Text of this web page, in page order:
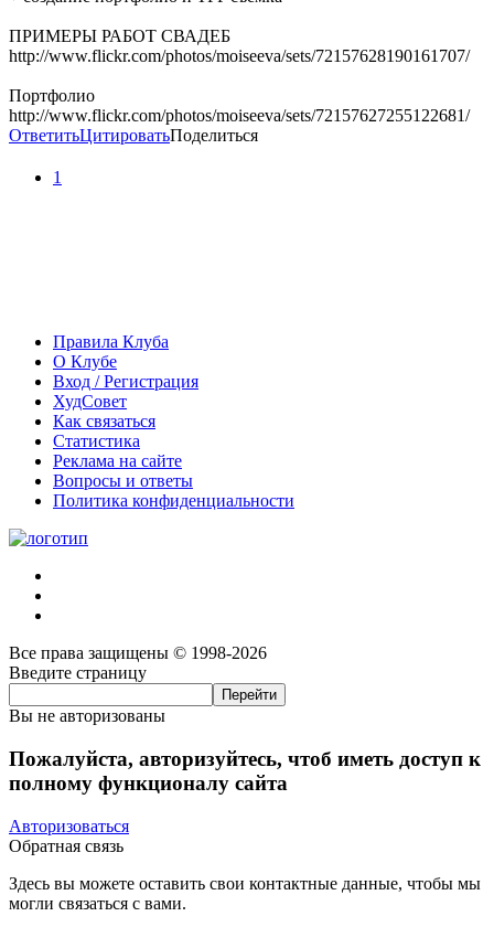
ПРИМЕРЫ РАБОТ СВАДЕБ
http://www.flickr.com/photos/moiseeva/sets/72157628190161707/
Портфолио
http://www.flickr.com/photos/moiseeva/sets/72157627255122681/
ОтветитьЦитироватьПоделиться
1
Правила Клуба
О Клубе
Вход / Регистрация
ХудСовет
Как связаться
Статистика
Реклама на сайте
Вопросы и ответы
Политика конфиденциальности
Все права защищены © 1998-2026
Введите страницу
Вы не авторизованы
Пожалуйста, авторизуйтесь, чтоб иметь доступ к
полному функционалу сайта
Авторизоваться
Обратная связь
Здесь вы можете оставить свои контактные данные, чтобы мы
могли связаться с вами.